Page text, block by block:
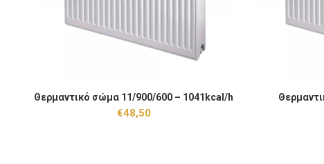
Θερμαντικό σώμα 11/900/600 - 1041kcal/h ποσότητα
ΠΡΟΣΘΉΚΗ ΣΤΟ ΚΑΛΆΘΙ
Θερμαντικό σώμα 11/900/600 – 1041kcal/h
€48,50
Θερμαντικό